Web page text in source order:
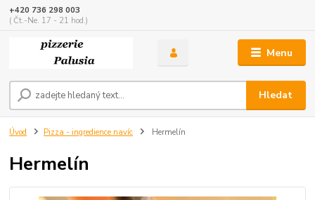
Menu
Hledat
+420 736 298 003
( Čt.-Ne. 17 - 21 hod.)
Úvod Pizza - ingredience navíc Hermelín
Hermelín